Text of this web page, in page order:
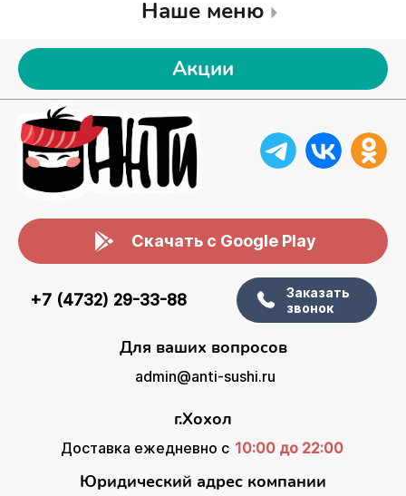
Наше меню
Акции
Скачать с Google Play
+7 (4732) 29-33-88
Заказать
звонок
Для ваших вопросов
admin@anti-sushi.ru
г.Хохол
Доставка ежедневно с 10:00 до 22:00
Юридический адрес компании